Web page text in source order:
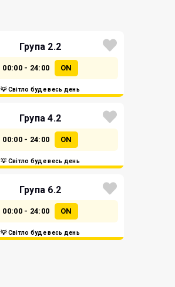
Група 2.2
00:00 - 24:00 ON
💡 Світло буде весь день
Група 4.2
00:00 - 24:00 ON
💡 Світло буде весь день
Група 6.2
00:00 - 24:00 ON
💡 Світло буде весь день